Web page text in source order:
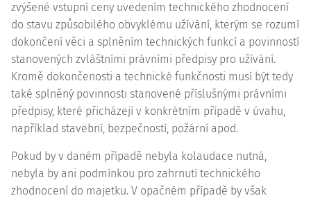
zvýšené vstupní ceny uvedením technického zhodnocení
do stavu způsobilého obvyklému užívání, kterým se rozumí
dokončení věci a splněním technických funkcí a povinností
stanovených zvláštními právními předpisy pro užívání.
Kromě dokončenosti a technické funkčnosti musí být tedy
také splněný povinnosti stanovené příslušnými právními
předpisy, které přicházejí v konkrétním případě v úvahu,
například stavební, bezpečností, požární apod.
Pokud by v daném případě nebyla kolaudace nutná,
nebyla by ani podmínkou pro zahrnutí technického
zhodnocení do majetku. V opačném případě by však